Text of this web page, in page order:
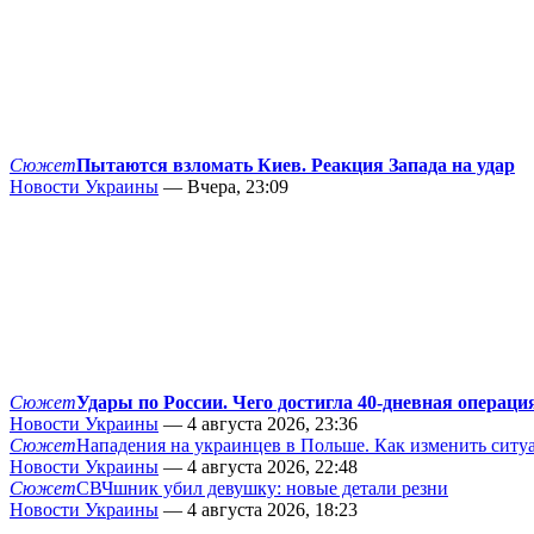
СюжетПытаются взломать Киев. Реакция Запада на удар
Новости Украины — Вчера, 23:09
СюжетУдары по России. Чего достигла 40-дневная
Новости Украины — 4 августа 2026, 23:36
СюжетНападения на украинцев в Польше. Как изменить
Новости Украины — 4 августа 2026, 22:48
СюжетСВЧшник убил девушку: новые детали резни
Новости Украины — 4 августа 2026, 18:23